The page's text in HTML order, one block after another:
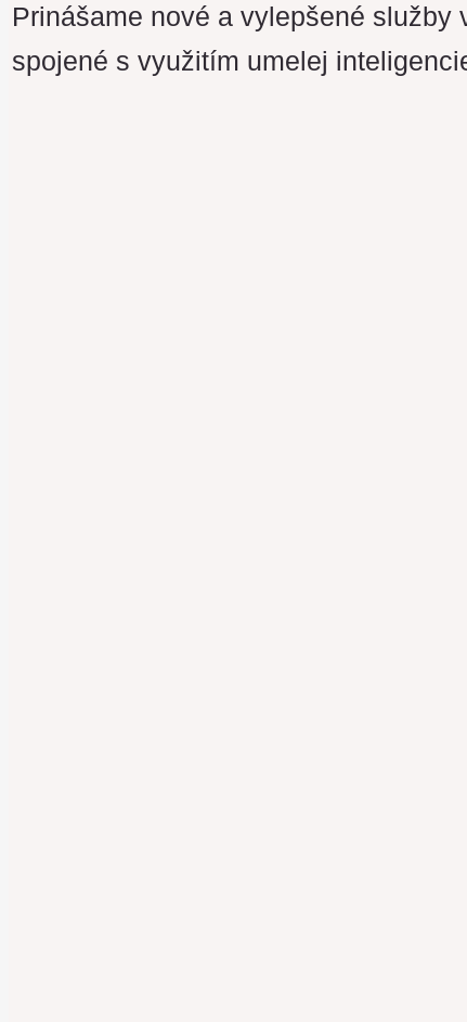
Prinášame nové a vylepšené
spojené s využitím umelej